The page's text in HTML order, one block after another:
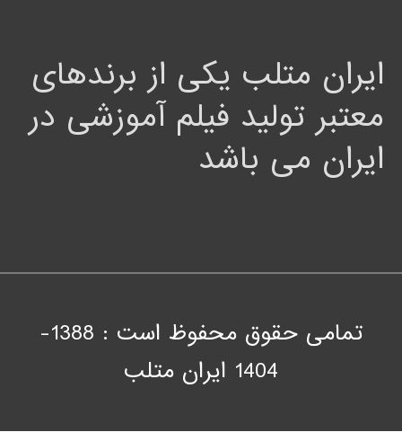
ایران متلب یکی از برندهای
معتبر تولید فیلم آموزشی در
ایران می باشد
تمامی حقوق محفوظ است : 1388-
1404 ايران متلب